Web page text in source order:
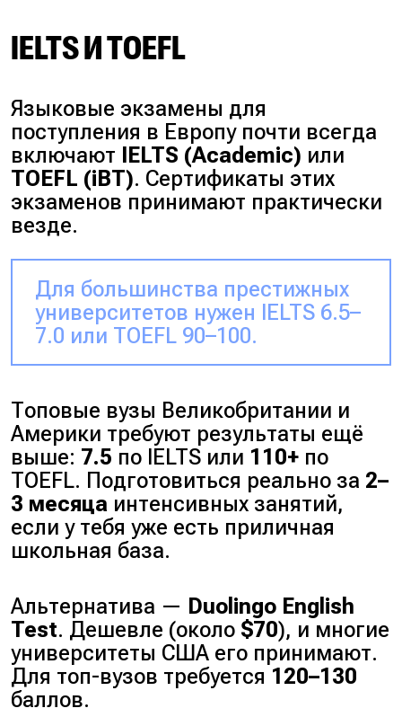
IELTS И TOEFL
Языковые экзамены для
поступления в Европу почти всегда
включают
IELTS (Academic) или
TOEFL (iBT). Сертификаты этих
экзаменов принимают практически
везде.
Для большинства престижных
университетов нужен IELTS 6.5–
7.0 или TOEFL 90–100.
Топовые вузы Великобритании и
Америки требуют результаты ещё
выше: 7.5 по IELTS или 110+ по
TOEFL. Подготовиться реально за 2–
3 месяца интенсивных занятий,
если у тебя уже есть приличная
школьная база.
Альтернатива — Duolingo English
Test. Дешевле (около $70), и многие
университеты США его принимают.
Для топ-вузов требуется 120–130
баллов.